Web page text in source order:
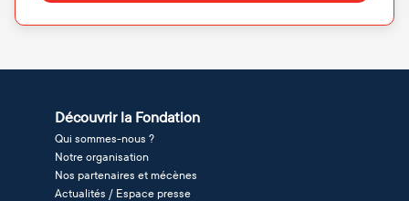
Découvrir la Fondation
Qui sommes-nous ?
Notre organisation
Nos partenaires et mécènes
Actualités / Espace presse